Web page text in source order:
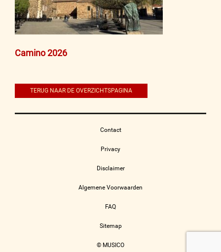
Bericht
Camino 2026
TERUG NAAR DE OVERZICHTSPAGINA
Contact
Privacy
Disclaimer
Algemene Voorwaarden
FAQ
Sitemap
© MUSICO